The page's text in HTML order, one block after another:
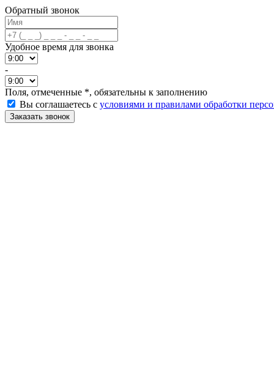
Обратный звонок
Удобное время для звонка
-
Поля, отмеченные *, обязательны к заполнению
Вы соглашаетесь с условиями и правилами обработки
Заказать звонок